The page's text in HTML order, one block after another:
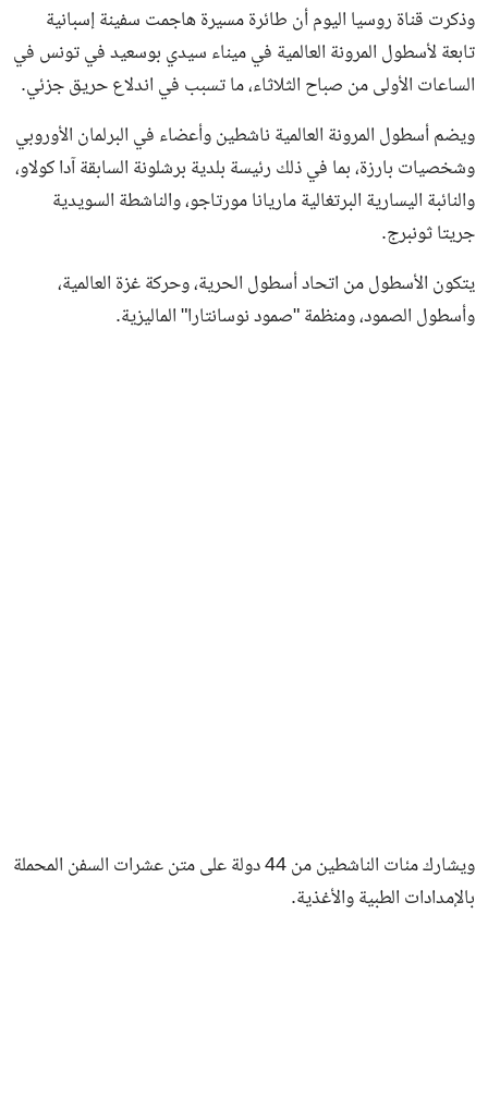
وذكرت قناة روسيا اليوم أن طائرة مسيرة هاجمت سفينة إسبانية
تابعة لأسطول المرونة العالمية في ميناء سيدي بوسعيد في تونس في
الساعات الأولى من صباح الثلاثاء، ما تسبب في اندلاع حريق جزئي.
ويضم أسطول المرونة العالمية ناشطين وأعضاء في البرلمان الأوروبي
وشخصيات بارزة، بما في ذلك رئيسة بلدية برشلونة السابقة آدا كولاو،
والنائبة اليسارية البرتغالية ماريانا مورتاجو، والناشطة السويدية
جريتا ثونبرج.
يتكون الأسطول من اتحاد أسطول الحرية، وحركة غزة العالمية،
وأسطول الصمود، ومنظمة "صمود نوسانتارا" الماليزية.
ويشارك مئات الناشطين من 44 دولة على متن عشرات السفن المحملة
بالإمدادات الطبية والأغذية.